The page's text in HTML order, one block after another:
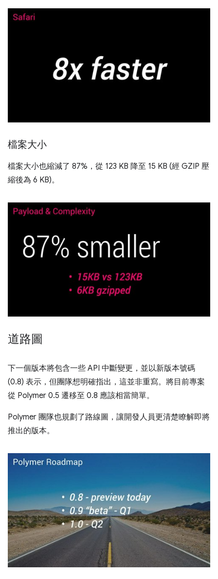
檔案大小
檔案大小也縮減了 87%，從 123 KB 降至 15 KB (經 GZIP 壓
縮後為 6 KB)。
道路圖
下一個版本將包含一些 API 中斷變更，並以新版本號碼
(0.8) 表示，但團隊想明確指出，這並非重寫。將目前專案
從 Polymer 0.5 遷移至 0.8 應該相當簡單。
Polymer 團隊也規劃了路線圖，讓開發人員更清楚瞭解即將
推出的版本。